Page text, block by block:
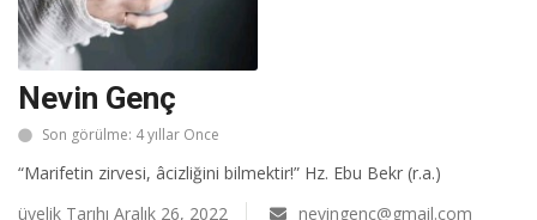
Aşk Sözleri
Güzel Sözler
Şarkı Sözleri
Ağır Sözler
Nevin Genç
Son görülme: 4 yıllar Once
“Marifetin zirvesi, âcizliğini bilmektir!” Hz. Ebu Bekr (r.a.)
üyelik Tarıhı Aralık 26, 2022
nevingenc@gmail.com